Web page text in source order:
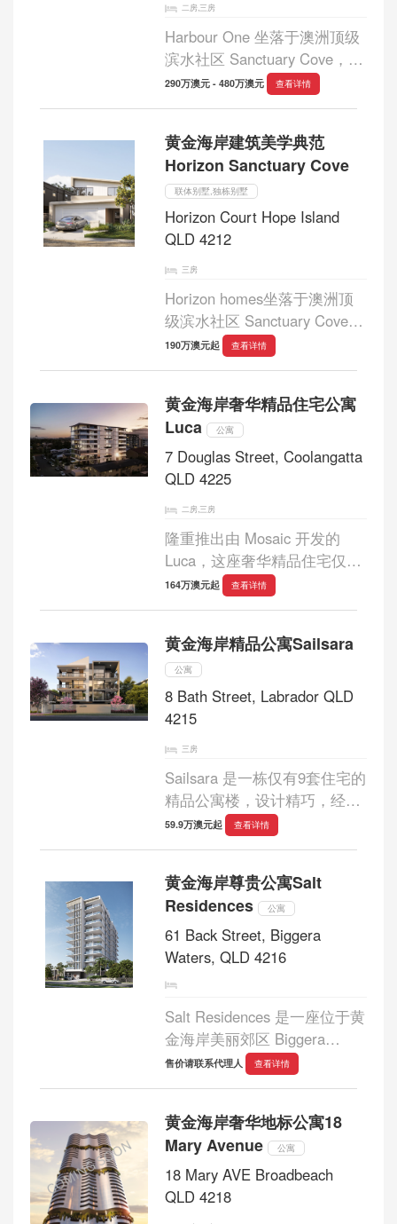
二房,三房
Harbour One 坐落于澳洲顶级
滨水社区 Sanctuary Cove，为
居者呈现一处真正意义上的海
方式完美融合。每一个细节都
经过精心雕琢，...
290万澳元 - 480万澳元 查看详情
黄金海岸建筑美学典范
Horizon Sanctuary Cove
联体别墅,独栋别墅
Horizon Court Hope Island
QLD 4212
三房
Horizon homes坐落于澳洲顶
级滨水社区 Sanctuary Cove，
Horizon 以其获奖建筑设计与
优雅格调，呈现出该区域最为
位于地势优越的 Parkside 高地
片区之中，在静谧安全...
190万澳元起 查看详情
黄金海岸奢华精品住宅公寓
Luca
公寓
7 Douglas Street, Coolangatta
QLD 4225
二房,三房
隆重推出由 Mosaic 开发的
Luca，这座奢华精品住宅仅有
31 套住宅，分布在 9 层楼
内，坐落于宁静的 Musgrave
Kirra 海滩仅咫尺之遥。这一全
新开发项目为您提供...
164万澳元起 查看详情
黄金海岸精品公寓Sailsara
公寓
8 Bath Street, Labrador QLD
4215
三房
Sailsara 是一栋仅有9套住宅的
精品公寓楼，设计精巧，经久
耐看，旨在最大限度地利用空
有一套易于维护的住宅的人来
说，这里...
59.9万澳元起 查看详情
黄金海岸尊贵公寓Salt
Residences
公寓
61 Back Street, Biggera
Waters, QLD 4216
Salt Residences 是一座位于黄
金海岸美丽郊区 Biggera
Waters 的尊贵公寓，为住户提
供无与伦比的海滨生活体验。
和优越的海滨位置，37 套专属
公寓可饱览壮丽的海景...
售价请联系代理人 查看详情
黄金海岸奢华地标公寓18
Mary Avenue
公寓
18 Mary AVE Broadbeach
QLD 4218